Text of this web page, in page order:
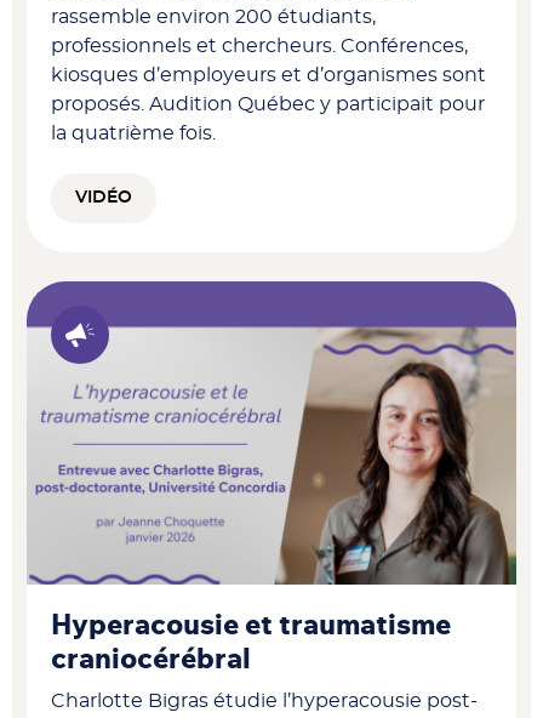
rassemble environ 200 étudiants,
professionnels et chercheurs. Conférences,
kiosques d’employeurs et d’organismes sont
proposés. Audition Québec y participait pour
la quatrième fois.
VIDÉO
Hyperacousie et traumatisme
craniocérébral
Charlotte Bigras étudie l’hyperacousie post-